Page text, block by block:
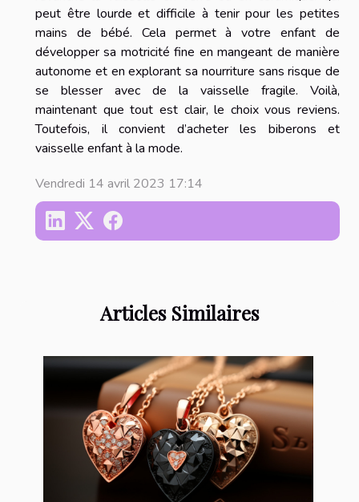
Articles Similaires
peut être lourde et difficile à tenir pour les petites
mains de bébé. Cela permet à votre enfant de
développer sa motricité fine en mangeant de manière
autonome et en explorant sa nourriture sans risque de
se blesser avec de la vaisselle fragile. Voilà,
maintenant que tout est clair, le choix vous reviens.
Toutefois, il convient d’acheter les biberons et
vaisselle enfant à la mode.
Vendredi 14 avril 2023 17:14